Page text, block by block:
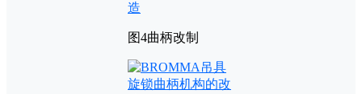
图4曲柄改制